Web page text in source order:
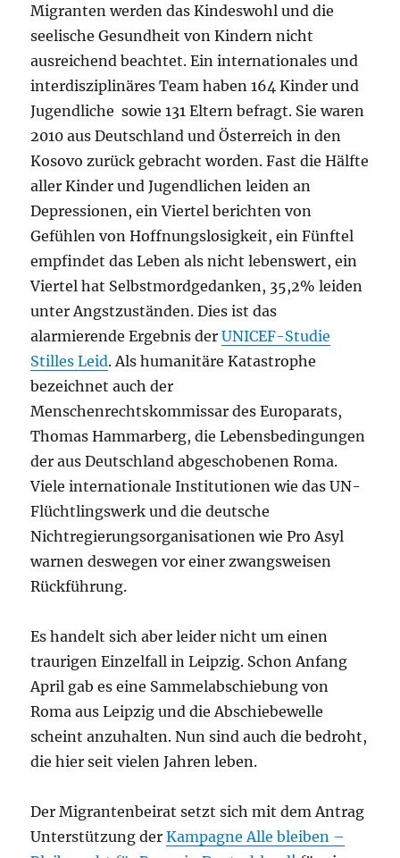
Migranten werden das Kindeswohl und die
seelische Gesundheit von Kindern nicht
ausreichend beachtet. Ein internationales und
interdisziplinäres Team haben 164 Kinder und
Jugendliche sowie 131 Eltern befragt. Sie waren
2010 aus Deutschland und Österreich in den
Kosovo zurück gebracht worden. Fast die Hälfte
aller Kinder und Jugendlichen leiden an
Depressionen, ein Viertel berichten von
Gefühlen von Hoffnungslosigkeit, ein Fünftel
empfindet das Leben als nicht lebenswert, ein
Viertel hat Selbstmordgedanken, 35,2% leiden
unter Angstzuständen. Dies ist das
alarmierende Ergebnis derUNICEF-Studie
Stilles Leid. Als humanitäre Katastrophe
bezeichnet auch der
Menschenrechtskommissar des Europarats,
Thomas Hammarberg, die Lebensbedingungen
der aus Deutschland abgeschobenen Roma.
Viele internationale Institutionen wie das UN-
Flüchtlingswerk und die deutsche
Nichtregierungsorganisationen wie Pro Asyl
warnen deswegen vor einer zwangsweisen
Rückführung.
Es handelt sich aber leider nicht um einen
traurigen Einzelfall in Leipzig. Schon Anfang
April gab es eine Sammelabschiebung von
Roma aus Leipzig und die Abschiebewelle
scheint anzuhalten. Nun sind auch die bedroht,
die hier seit vielen Jahren leben.
Der Migrantenbeirat setzt sich mit dem Antrag
Unterstützung derKampagne Alle bleiben –